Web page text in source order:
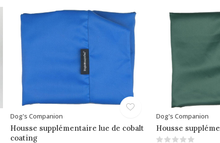
Dog's Companion
Housse supplémentaire lue de cobalt
coating
Dog's Companion
Housse